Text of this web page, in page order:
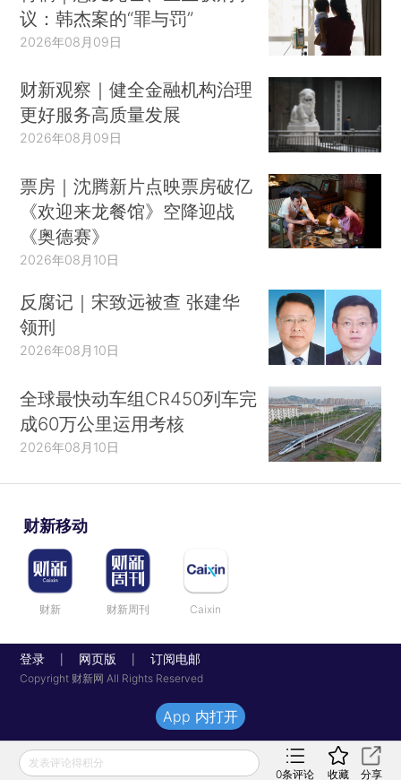
议：韩杰案的“罪与罚”
2026年08月09日
财新观察｜健全金融机构治理
更好服务高质量发展
2026年08月09日
票房｜沈腾新片点映票房破亿
《欢迎来龙餐馆》空降迎战
《奥德赛》
2026年08月10日
反腐记｜宋致远被查 张建华
领刑
2026年08月10日
全球最快动车组CR450列车完
成60万公里运用考核
2026年08月10日
财新移动
财新 财新周刊 Caixin
登录 网页版 订阅电邮
Copyright 财新网 All Rights Reserved
发表评论得积分
0条评论 收藏 分享
App 内打开